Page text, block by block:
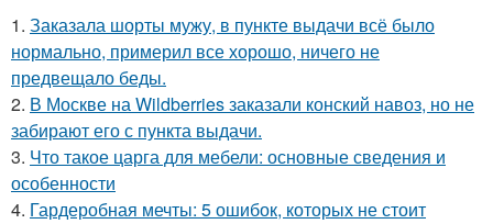
1. Заказала шорты мужу, в пункте выдачи всё было
нормально, примерил все хорошо, ничего не
предвещало беды.
2. В Москве на Wildberries заказали конский навоз, но не
забирают его с пункта выдачи.
3. Что такое царга для мебели: основные сведения и
особенности
4. Гардеробная мечты: 5 ошибок, которых не стоит